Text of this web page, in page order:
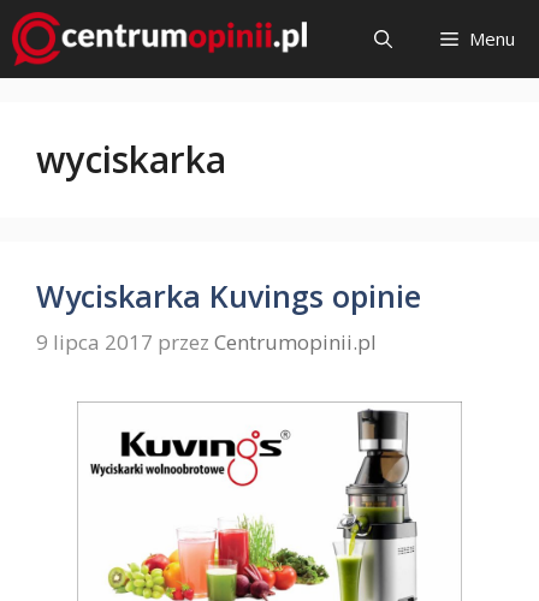
Przejdź
do
treści
Menu
wyciskarka
Wyciskarka Kuvings opinie
9 lipca 2017 przez Centrumopinii.pl